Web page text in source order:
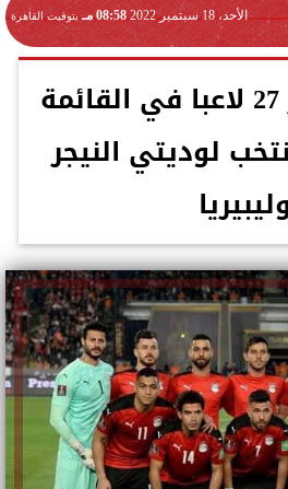
الأحد، 18 سبتمبر 2022 08:58 مـ بتوقيت القاهرة
فيتوريا يختار 27 لاعبا في القائمة
لوديتي النيجر
وليبيريا